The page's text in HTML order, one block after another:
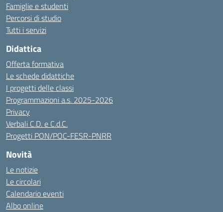
Famiglie e studenti
Percorsi di studio
Tutti i servizi
Didattica
Offerta formativa
Le schede didattiche
I progetti delle classi
Programmazioni a.s. 2025-2026
Privacy
Verbali C.D. e C.d.C.
Progetti PON/POC-FESR-PNRR
Novità
Le notizie
Le circolari
Calendario eventi
Albo online